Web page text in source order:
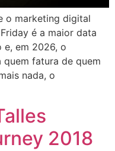
o marketing digital
é a maior data
e, em 2026, o
fatura de quem
nada, o
2018